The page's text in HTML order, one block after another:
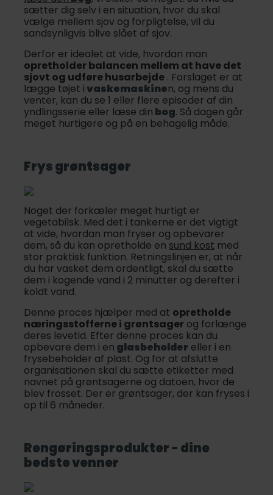
sætter dig selv i en situation, hvor du skal
vælge mellem sjov og forpligtelse, vil du
sandsynligvis blive slået af sjov.
Derfor er idealet at vide, hvordan man
opretholder balancen mellem at have det
sjovt og udføre husarbejde . Forslaget er at
lægge tøjet ivaskemaskinen, og mens du
venter, kan du se 1 eller flere episoder af din
yndlingsserie eller læse din bog. Så dagen går
meget hurtigere og på en behagelig måde.
Frys grøntsager
Noget der forkæler meget hurtigt er
vegetabilsk. Med det i tankerne er det vigtigt
at vide, hvordan man fryser og opbevarer
dem, så du kan opretholde en sund kost med
stor praktisk funktion. Retningslinjen er, at når
du har vasket dem ordentligt, skal du sætte
dem i kogende vand i 2 minutter og derefter i
koldt vand.
Denne proces hjælper med at opretholde
næringsstofferne i grøntsager og forlænge
deres levetid. Efter denne proces kan du
opbevare dem i en glasbeholder eller i en
frysebeholder af plast. Og for at afslutte
organisationen skal du sætte etiketter med
navnet på grøntsagerne og datoen, hvor de
blev frosset. Der er grøntsager, der kan fryses i
op til 6 måneder.
Rengøringsprodukter - dine
bedste venner